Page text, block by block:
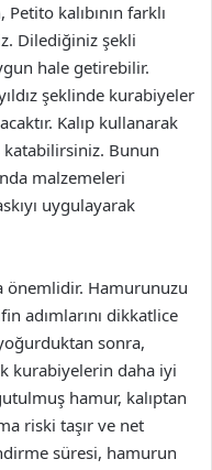
kalıbının farklı
Dilediğiniz şekli
hale getirebilir.
şeklinde kurabiyeler
Kalıp kullanarak
Bunun
malzemeleri
uygulayarak
önemlidir. Hamurunuzu
adımlarını dikkatlice
sonra,
kurabiyelerin daha iyi
hamur, kalıptan
riski taşır ve net
süresi, hamurun